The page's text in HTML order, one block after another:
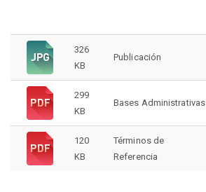
326
KB
Publicación
299
KB
Bases Administrativas
120
KB
Términos de
Referencia